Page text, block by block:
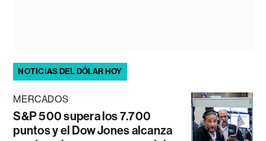
NOTICIAS DEL DÓLAR HOY
MERCADOS
S&P 500 supera los 7.700
puntos y el Dow Jones alcanza